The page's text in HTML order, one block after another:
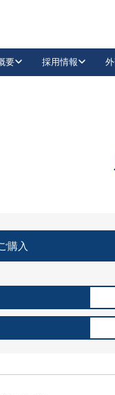
要 採用情報
住宅使用部材標準化推進協議
購入